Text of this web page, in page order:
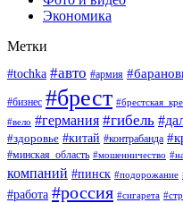
Экономика
Метки
#tochka #авто #армия
#бизнес #брест
#вело #германия #гибель
#здоровье #китай #контрабанда
#минская_область #мошенничество
компаний #пинск #подорожание
#работа #россия #сигарета